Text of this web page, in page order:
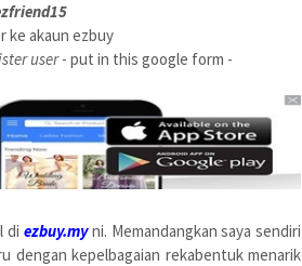
ke akaun ezbuy
user- put in this google form -
di ezbuy.myni. Memandangkan saya sendiri
dengan kepelbagaian rekabentuk menarik